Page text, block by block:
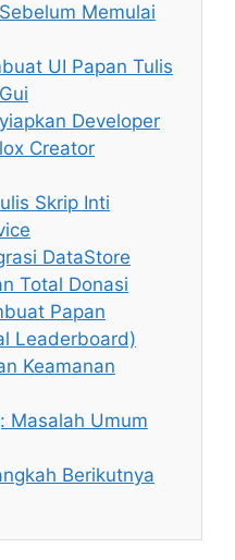
Memulai
UI Papan Tulis
Developer
Creator
Skrip Inti
DataStore
Total Donasi
Papan
Leaderboard)
Keamanan
Masalah Umum
Berikutnya